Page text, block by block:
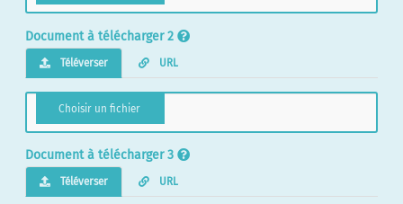
Document à télécharger 2
Téléverser URL
Document à télécharger 3
Téléverser URL